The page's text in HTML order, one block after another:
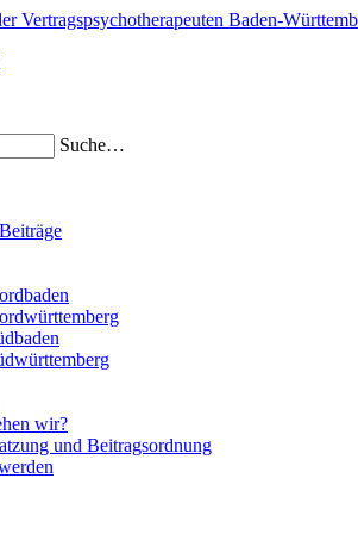
Vertragspsychotherapeuten Baden-
Suche…
wir?
und Beitragsordnung